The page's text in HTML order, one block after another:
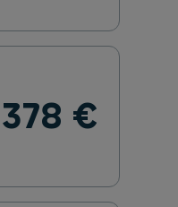
378 €